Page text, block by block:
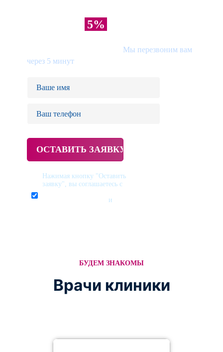
5%
Мы перезвоним вам
через 5 минут
Нажимая кнопку "Оставить
заявку", вы соглашаетесь с
и
БУДЕМ ЗНАКОМЫ
Врачи клиники